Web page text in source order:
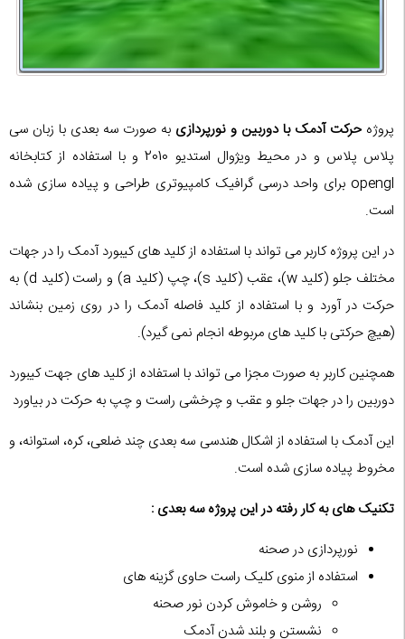
پروژه حرکت آدمک با دوربین و نورپردازیبه صورت سه بعدی با زبان سی
پلاس پلاس و در محیط ویژوال استدیو 2010 و با استفاده از کتابخانه
opengl برای واحد درسی گرافیک کامپیوتری طراحی و پیاده سازی شده
است.
در این پروژه کاربر می تواند با استفاده از کلید های کیبورد آدمک را در جهات
مختلف جلو (کلید w)، عقب (کلید s)، چپ (کلید a) و راست (کلید d) به
حرکت در آورد و با استفاده از کلید فاصله آدمک را در روی زمین بنشاند
(هیچ حرکتی با کلید های مربوطه انجام نمی گیرد).
همچنین کاربر به صورت مجزا می تواند با استفاده از کلید های جهت کیبورد
دوربین را در جهات جلو و عقب و چرخشی راست و چپ به حرکت در بیاورد
این آدمک با استفاده از اشکال هندسی سه بعدی چند ضلعی، کره، استوانه، و
مخروط پیاده سازی شده است.
تکنیک های به کار رفته در این پروژه سه بعدی :
نورپردازی در صحنه
استفاده از منوی کلیک راست حاوی گزینه های
روشن و خاموش کردن نور صحنه
نشستن و بلند شدن آدمک